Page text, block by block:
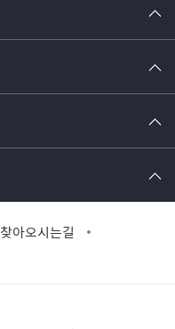
찾아오시는길